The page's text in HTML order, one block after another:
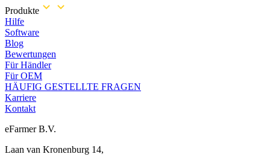
Produkte
Hilfe
Software
Blog
Bewertungen
Für Händler
Für OEM
HÄUFIG GESTELLTE FRAGEN
Karriere
Kontakt
eFarmer B.V.
Laan van Kronenburg 14,